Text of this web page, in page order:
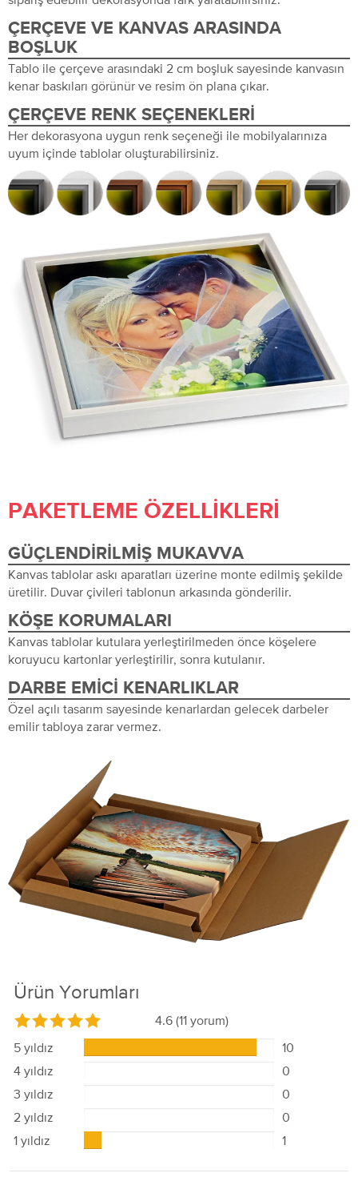
ÇERÇEVE VE KANVAS ARASINDA
BOŞLUK
Tablo ile çerçeve arasındaki 2 cm boşluk sayesinde kanvasın
kenar baskıları görünür ve resim ön plana çıkar.
ÇERÇEVE RENK SEÇENEKLERI
Her dekorasyona uygun renk seçeneği ile mobilyalarınıza
uyum içinde tablolar oluşturabilirsiniz.
PAKETLEME ÖZELLIKLERI
GÜÇLENDIRILMIŞ MUKAVVA
Kanvas tablolar askı aparatları üzerine monte edilmiş şekilde
üretilir. Duvar çivileri tablonun arkasında gönderilir.
KÖŞE KORUMALARI
Kanvas tablolar kutulara yerleştirilmeden önce köşelere
koruyucu kartonlar yerleştirilir, sonra kutulanır.
DARBE EMICI KENARLIKLAR
Özel açılı tasarım sayesinde kenarlardan gelecek darbeler
emilir tabloya zarar vermez.
Ürün Yorumları
4.6 (11 yorum)
5 yıldız
10
4 yıldız
0
3 yıldız
0
2 yıldız
0
1 yıldız
1